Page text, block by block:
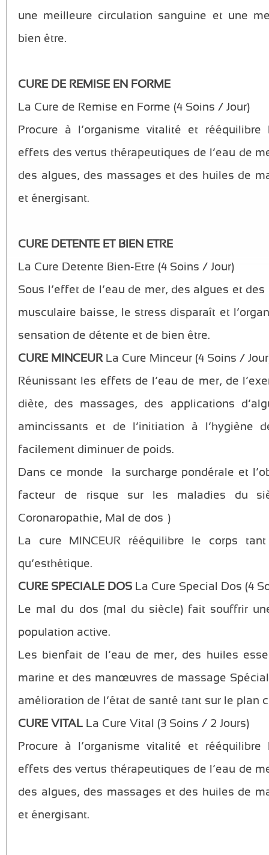
une meilleure circulation sanguine et une
bien être.
CURE DE REMISE EN FORME
La Cure de Remise en Forme (4 Soins / Jour)
Procure à l’organisme vitalité et rééquilibre
effets des vertus thérapeutiques de l’eau de
des algues, des massages et des huiles de
et énergisant.
CURE DETENTE ET BIEN ETRE
La Cure Detente Bien-Etre (4 Soins / Jour)
Sous l’effet de l’eau de mer, des algues et
musculaire baisse, le stress disparaît et
sensation de détente et de bien être.
CURE MINCEURLa Cure Minceur (4 Soins /
Réunissant les effets de l’eau de mer, de
diète, des massages, des applications
amincissants et de l’initiation à l’hygiène
facilement diminuer de poids.
Dans ce monde la surcharge pondérale et
facteur de risque sur les maladies du
Coronaropathie, Mal de dos…)
La cure MINCEUR rééquilibre le corps
qu’esthétique.
CURE SPECIALE DOS La Cure Special Dos (4
Le mal du dos (mal du siècle) fait souffrir
population active.
Les bienfait de l’eau de mer, des huiles
marine et des manœuvres de massage
amélioration de l’état de santé tant sur le plan
CURE VITAL La Cure Vital (3 Soins / 2 Jours)
Procure à l’organisme vitalité et rééquilibre
effets des vertus thérapeutiques de l’eau de
des algues, des massages et des huiles de
et énergisant.